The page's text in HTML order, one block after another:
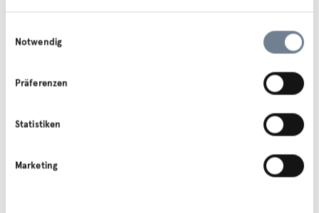
Notwendig
Präferenzen
Statistiken
Marketing
Mit dem KlimaTicket können alle öffentlichen
Euregio Tagesticket 2Plus